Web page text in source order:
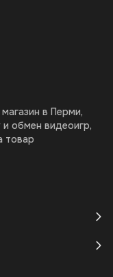
в Перми,
обмен видеоигр,
товар